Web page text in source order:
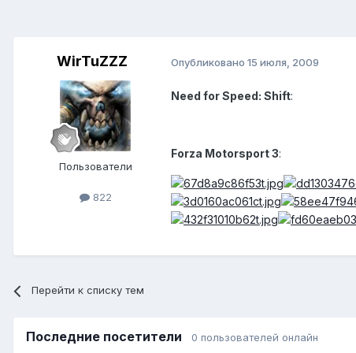
WirTuZZZ
Пользователи
822
Опубликовано 15 июля, 2009
Need for Speed: Shift:
Forza Motorsport 3:
Перейти к списку тем
Последние посетители 0 пользователей онлайн